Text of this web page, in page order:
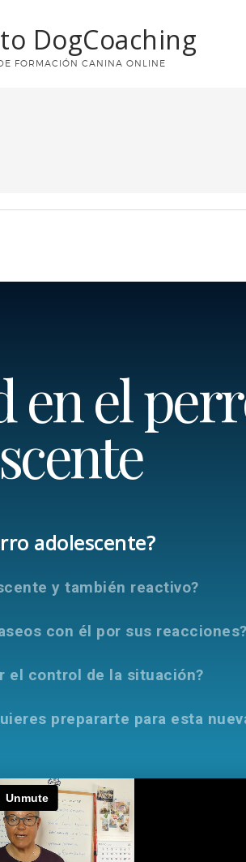
DogCoaching
FORMACIÓN CANINA ONLINE
en el
adolescente?
y también reactivo?
con él por sus reacciones?
el control de la situación?
prepararte para esta